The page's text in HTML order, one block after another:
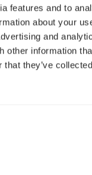
features and to
about your
and
other information
that they’ve
れた独立した６つの